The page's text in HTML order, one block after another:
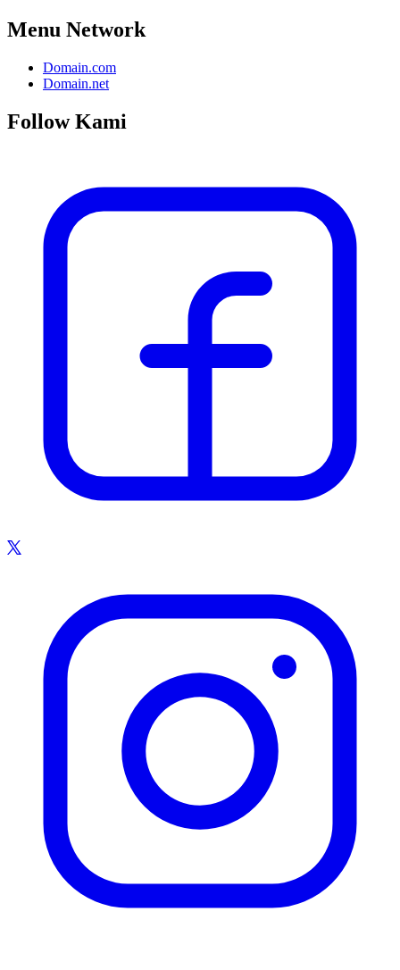
Menu Network
Domain.com
Domain.net
Follow Kami